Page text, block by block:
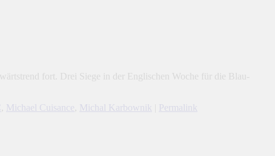
fort. Drei Siege in der Englischen Woche für die Blau-
, Michael Cuisance, Michal Karbownik
Permalink